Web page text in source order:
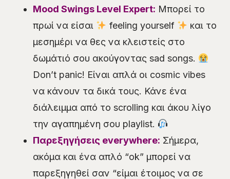
Mood Swings Level Expert: Μπορεί το
πρωί να είσαι
feeling yourself
και το
μεσημέρι να θες να κλειστείς στο
δωμάτιό σου ακούγοντας sad songs.
Don’t panic! Είναι απλά οι cosmic vibes
να κάνουν τα δικά τους. Κάνε ένα
διάλειμμα από το scrolling και άκου λίγο
την αγαπημένη σου playlist.
Παρεξηγήσεις everywhere: Σήμερα,
ακόμα και ένα απλό “ok” μπορεί να
παρεξηγηθεί σαν “είμαι έτοιμος να σε